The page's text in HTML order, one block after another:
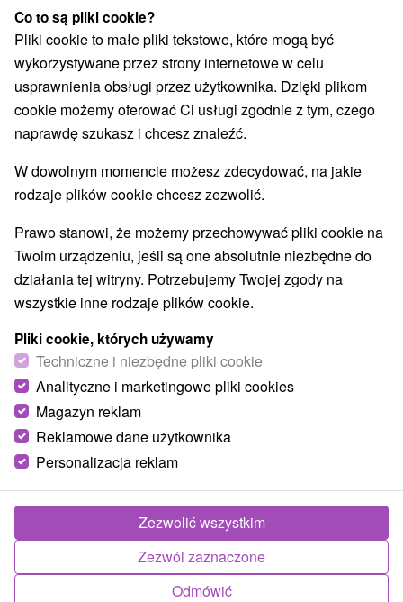
Skansen archeologiczny Nižná Myšľa
Košický kraj -Nižná Myšľa
Stanowisko archeologiczne, skansen z epoki brązu w
Nižnej Mysle, jest jednym z najważniejszych obiektów w
skali globalnej. Replika dołu...
POKAZ
Co to są pliki cookie?
Pliki cookie to małe pliki tekstowe, które mogą być
wykorzystywane przez strony internetowe w celu
usprawnienia obsługi przez użytkownika. Dzięki plikom
cookie możemy oferować Ci usługi zgodnie z tym, czego
naprawdę szukasz i chcesz znaleźć.
W dowolnym momencie możesz zdecydować, na jakie
rodzaje plików cookie chcesz zezwolić.
Prawo stanowi, że możemy przechowywać pliki cookie na
Twoim urządzeniu, jeśli są one absolutnie niezbędne do
działania tej witryny. Potrzebujemy Twojej zgody na
wszystkie inne rodzaje plików cookie.
Pliki cookie, których używamy
Techniczne i niezbędne pliki cookie
Analityczne i marketingowe pliki cookies
Magazyn reklam
Reklamowe dane użytkownika
Personalizacja reklam
Odmówić
Zezwól zaznaczone
Zezwolić wszystkim